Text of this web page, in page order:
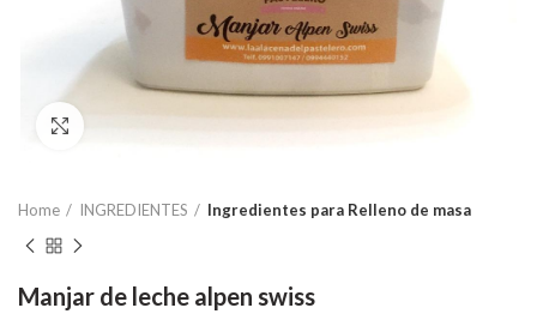
Home INGREDIENTES Ingredientes para Relleno de masa
Manjar de leche alpen swiss